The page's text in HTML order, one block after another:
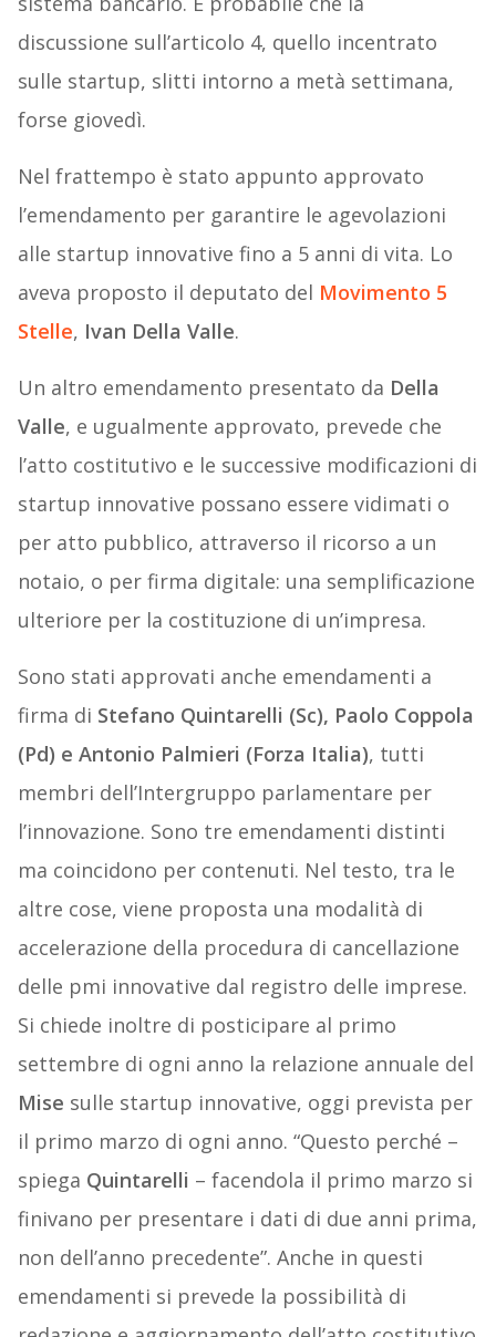
discussione sull’articolo 4, quello incentrato
sulle startup, slitti intorno a metà settimana,
forse giovedì.
Nel frattempo è stato appunto approvato
l’emendamento per garantire le agevolazioni
alle startup innovative fino a 5 anni di vita. Lo
aveva proposto il deputato del Movimento 5
Stelle, Ivan Della Valle.
Un altro emendamento presentato da Della
Valle, e ugualmente approvato, prevede che
l’atto costitutivo e le successive modificazioni di
startup innovative possano essere vidimati o
per atto pubblico, attraverso il ricorso a un
notaio, o per firma digitale: una semplificazione
ulteriore per la costituzione di un’impresa.
Sono stati approvati anche emendamenti a
firma di Stefano Quintarelli (Sc), Paolo Coppola
(Pd) e Antonio Palmieri (Forza Italia), tutti
membri dell’Intergruppo parlamentare per
l’innovazione. Sono tre emendamenti distinti
ma coincidono per contenuti. Nel testo, tra le
altre cose, viene proposta una modalità di
accelerazione della procedura di cancellazione
delle pmi innovative dal registro delle imprese.
Si chiede inoltre di posticipare al primo
settembre di ogni anno la relazione annuale del
Mise sulle startup innovative, oggi prevista per
il primo marzo di ogni anno. “Questo perché –
spiega Quintarelli – facendola il primo marzo si
finivano per presentare i dati di due anni prima,
non dell’anno precedente”. Anche in questi
emendamenti si prevede la possibilità di